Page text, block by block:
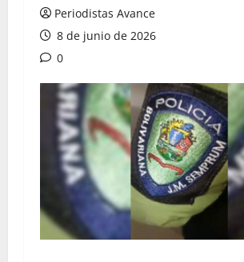
Periodistas Avance
8 de junio de 2026
0